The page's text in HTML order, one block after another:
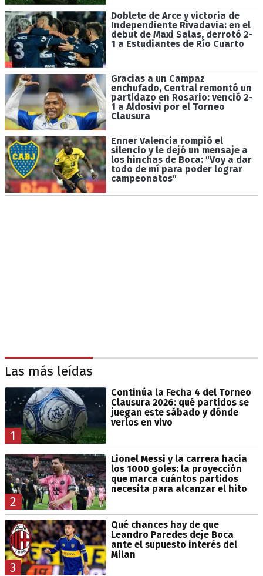
Doblete de Arce y victoria de
Independiente Rivadavia: en el
debut de Maxi Salas, derrotó 2-
1 a Estudiantes de Río Cuarto
Gracias a un Campaz
enchufado, Central remontó un
partidazo en Rosario: venció 2-
1 a Aldosivi por el Torneo
Clausura
Enner Valencia rompió el
silencio y le dejó un mensaje a
los hinchas de Boca: "Voy a dar
todo de mí para poder lograr
campeonatos"
Las más leídas
1
Continúa la Fecha 4 del Torneo
Clausura 2026: qué partidos se
juegan este sábado y dónde
verlos en vivo
2
Lionel Messi y la carrera hacia
los 1000 goles: la proyección
que marca cuántos partidos
necesita para alcanzar el hito
3
Qué chances hay de que
Leandro Paredes deje Boca
ante el supuesto interés del
Milan